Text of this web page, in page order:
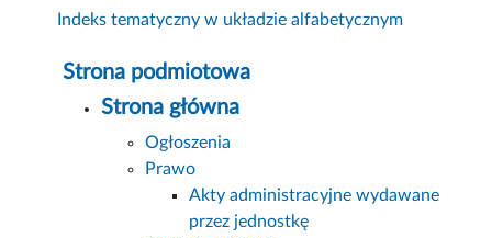
Indeks tematyczny w układzie alfabetycznym
Strona podmiotowa
Strona główna
Ogłoszenia
Prawo
Akty administracyjne wydawane
przez jednostkę